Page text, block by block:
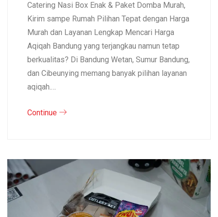
Catering Nasi Box Enak & Paket Domba Murah,
Kirim sampe Rumah Pilihan Tepat dengan Harga
Murah dan Layanan Lengkap Mencari Harga
Aqiqah Bandung yang terjangkau namun tetap
berkualitas? Di Bandung Wetan, Sumur Bandung,
dan Cibeunying memang banyak pilihan layanan
aqiqah.…
Continue